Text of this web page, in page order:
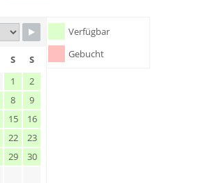
Verfügbar
Gebucht
S
S
1
2
8
9
15
16
22
23
29
30